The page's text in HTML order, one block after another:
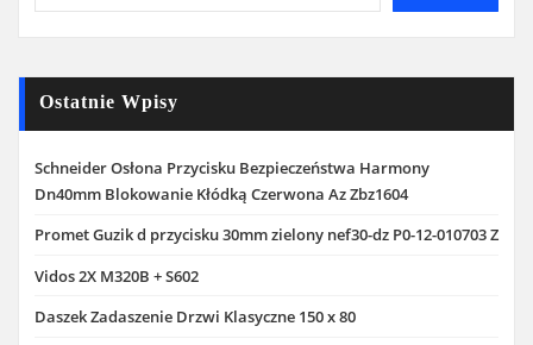
Ostatnie Wpisy
Schneider Osłona Przycisku Bezpieczeństwa Harmony
Dn40mm Blokowanie Kłódką Czerwona Az Zbz1604
Promet Guzik d przycisku 30mm zielony nef30-dz P0-12-010703 Z
Vidos 2X M320B + S602
Daszek Zadaszenie Drzwi Klasyczne 150 x 80